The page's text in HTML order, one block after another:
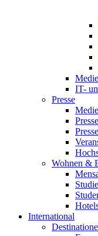
IT-
Presse
Wohnen &
International